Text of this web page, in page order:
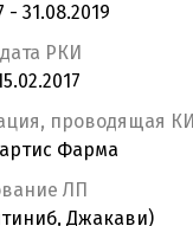
- 31.08.2019
РКИ
проводящая КИ
Фарма
ЛП
Джакави)